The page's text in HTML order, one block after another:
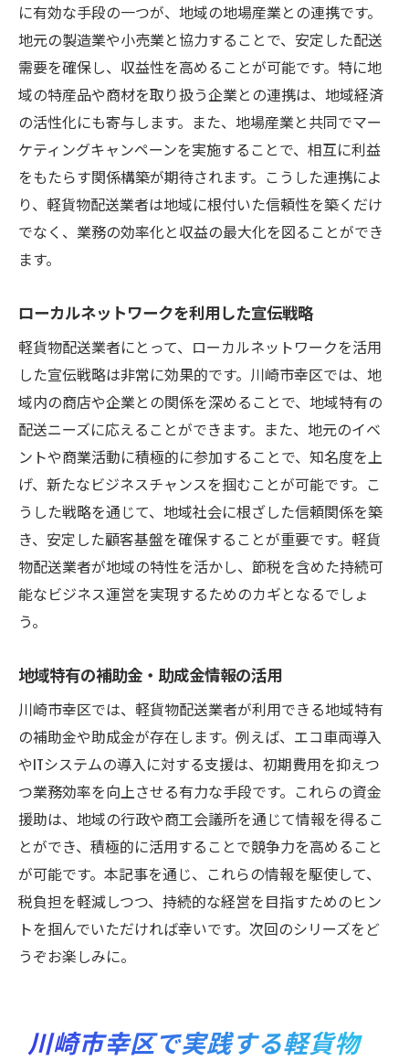
に有効な手段の一つが、地域の地場産業との連携です。
地元の製造業や小売業と協力することで、安定した配送
需要を確保し、収益性を高めることが可能です。特に地
域の特産品や商材を取り扱う企業との連携は、地域経済
の活性化にも寄与します。また、地場産業と共同でマー
ケティングキャンペーンを実施することで、相互に利益
をもたらす関係構築が期待されます。こうした連携によ
り、軽貨物配送業者は地域に根付いた信頼性を築くだけ
でなく、業務の効率化と収益の最大化を図ることができ
ます。
ローカルネットワークを利用した宣伝戦略
軽貨物配送業者にとって、ローカルネットワークを活用
した宣伝戦略は非常に効果的です。川崎市幸区では、地
域内の商店や企業との関係を深めることで、地域特有の
配送ニーズに応えることができます。また、地元のイベ
ントや商業活動に積極的に参加することで、知名度を上
げ、新たなビジネスチャンスを掴むことが可能です。こ
うした戦略を通じて、地域社会に根ざした信頼関係を築
き、安定した顧客基盤を確保することが重要です。軽貨
物配送業者が地域の特性を活かし、節税を含めた持続可
能なビジネス運営を実現するためのカギとなるでしょ
う。
地域特有の補助金・助成金情報の活用
川崎市幸区では、軽貨物配送業者が利用できる地域特有
の補助金や助成金が存在します。例えば、エコ車両導入
やITシステムの導入に対する支援は、初期費用を抑えつ
つ業務効率を向上させる有力な手段です。これらの資金
援助は、地域の行政や商工会議所を通じて情報を得るこ
とができ、積極的に活用することで競争力を高めること
が可能です。本記事を通じ、これらの情報を駆使して、
税負担を軽減しつつ、持続的な経営を目指すためのヒン
トを掴んでいただければ幸いです。次回のシリーズをど
うぞお楽しみに。
川崎市幸区で実践する軽貨物